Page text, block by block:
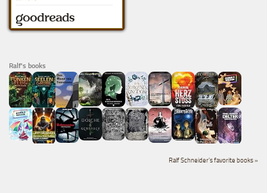
Ralf's books
Ralf Schneider's favorite books »